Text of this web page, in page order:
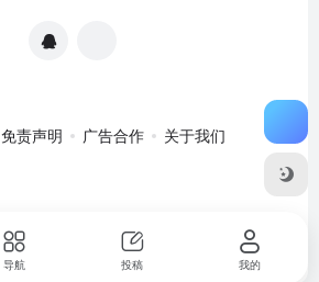
免责声明 广告合作 关于我们
2020057301号-1
导航 投稿 我的